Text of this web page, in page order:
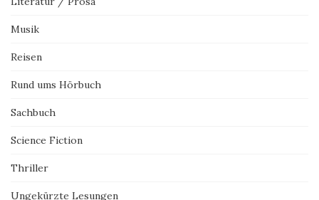
Musik
Reisen
Rund ums Hörbuch
Sachbuch
Science Fiction
Thriller
Ungekürzte Lesungen